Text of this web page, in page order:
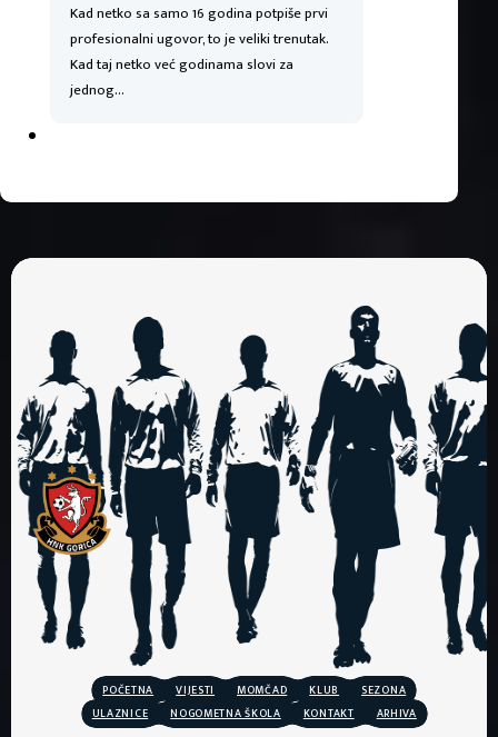
Kad netko sa samo 16 godina potpiše prvi
profesionalni ugovor, to je veliki trenutak.
Kad taj netko već godinama slovi za
jednog…
POČETNA VIJESTI MOMČAD KLUB
SEZONA
ULAZNICE
NOGOMETNA ŠKOLA KONTAKT ARHIVA